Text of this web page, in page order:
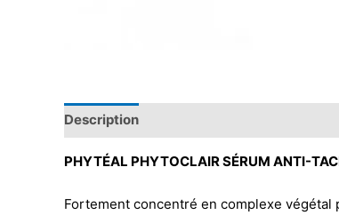
Description
PHYTÉAL PHYTOCLAIR SÉRUM ANTI-
Fortement concentré en complexe végétal